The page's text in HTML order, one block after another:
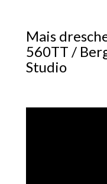
Mais
560TT /
Studio